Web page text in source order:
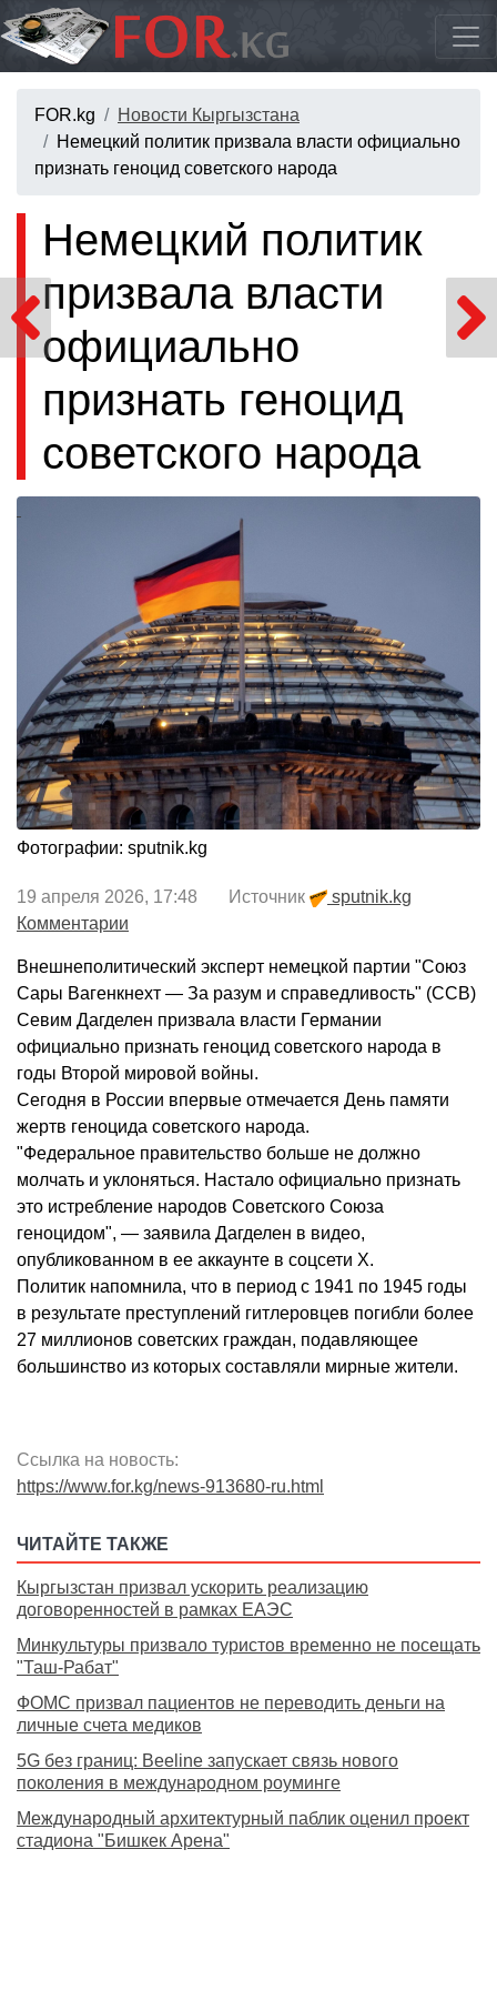
FOR.kg
Новости Кыргызстана
Немецкий политик призвала власти официально
признать геноцид советского народа
Немецкий политик
призвала власти
официально
признать геноцид
советского народа
Фотографии: sputnik.kg
19 апреля 2026, 17:48 Источник
sputnik.kg
Комментарии
Внешнеполитический эксперт немецкой партии "Союз
Сары Вагенкнехт — За разум и справедливость" (ССВ)
Севим Дагделен призвала власти Германии
официально признать геноцид советского народа в
годы Второй мировой войны.
Сегодня в России впервые отмечается День памяти
жертв геноцида советского народа.
"Федеральное правительство больше не должно
молчать и уклоняться. Настало официально признать
это истребление народов Советского Союза
геноцидом", — заявила Дагделен в видео,
опубликованном в ее аккаунте в соцсети Х.
Политик напомнила, что в период с 1941 по 1945 годы
в результате преступлений гитлеровцев погибли более
27 миллионов советских граждан, подавляющее
большинство из которых составляли мирные жители.
Ссылка на новость:
https://www.for.kg/news-913680-ru.html
ЧИТАЙТЕ ТАКЖЕ
Кыргызстан призвал ускорить реализацию
договоренностей в рамках ЕАЭС
Минкультуры призвало туристов временно не посещать
"Таш-Рабат"
ФОМС призвал пациентов не переводить деньги на
личные счета медиков
5G без границ: Beeline запускает связь нового
поколения в международном роуминге
Международный архитектурный паблик оценил проект
стадиона "Бишкек Арена"